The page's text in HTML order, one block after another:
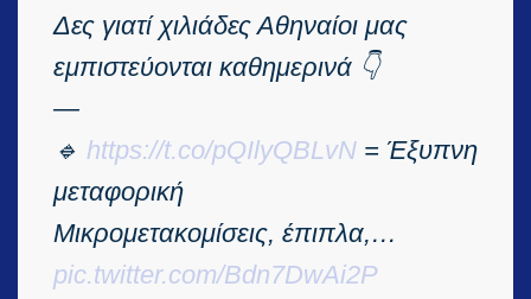
Δες γιατί χιλιάδες Αθηναίοι μας
εμπιστεύονται καθημερινά 👇
—
🔹 https://t.co/pQIlyQBLvN = Έξυπνη
μεταφορική
Μικρομετακομίσεις, έπιπλα,…
pic.twitter.com/Bdn7DwAi2P